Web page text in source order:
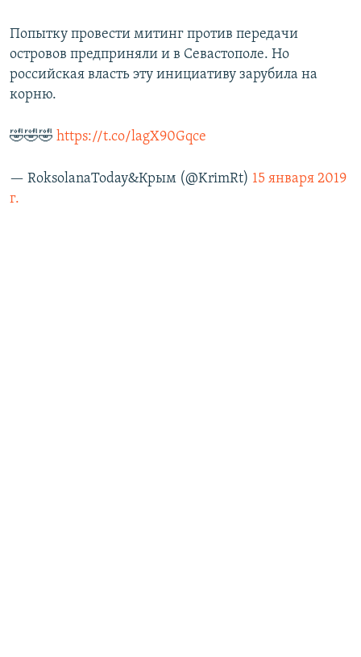
Попытку провести митинг против передачи
островов предприняли и в Севастополе. Но
российская власть эту инициативу зарубила на
корню.
🤣🤣🤣 https://t.co/lagX90Gqce
— RoksolanaToday&Крым (@KrimRt) 15 января 2019
г.